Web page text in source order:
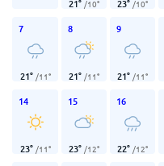
21° /10° 23° /10°
7
21° /11°
8
21° /11°
9
21° /11°
14
23° /11°
15
23° /12°
16
22° /12°